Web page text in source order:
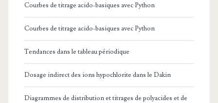
Courbes de titrage acido-basiques avec Python
Courbes de titrage acido-basiques avec Python
Tendances dans le tableau périodique
Dosage indirect des ions hypochlorite dans le Dakin
Diagrammes de distribution et titrages de polyacides et de